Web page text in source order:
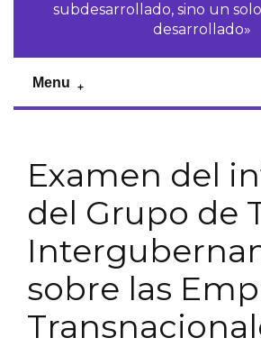
subdesarrollado, sino un
desarrollado»
Menu
Examen del
del Grupo de
sobre las